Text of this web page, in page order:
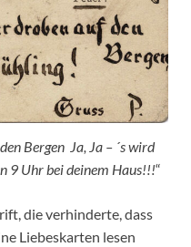
Bergen Ja, Ja – ´s wird
9 Uhr bei deinem Haus!!!“
die verhinderte, dass
Liebeskarten lesen